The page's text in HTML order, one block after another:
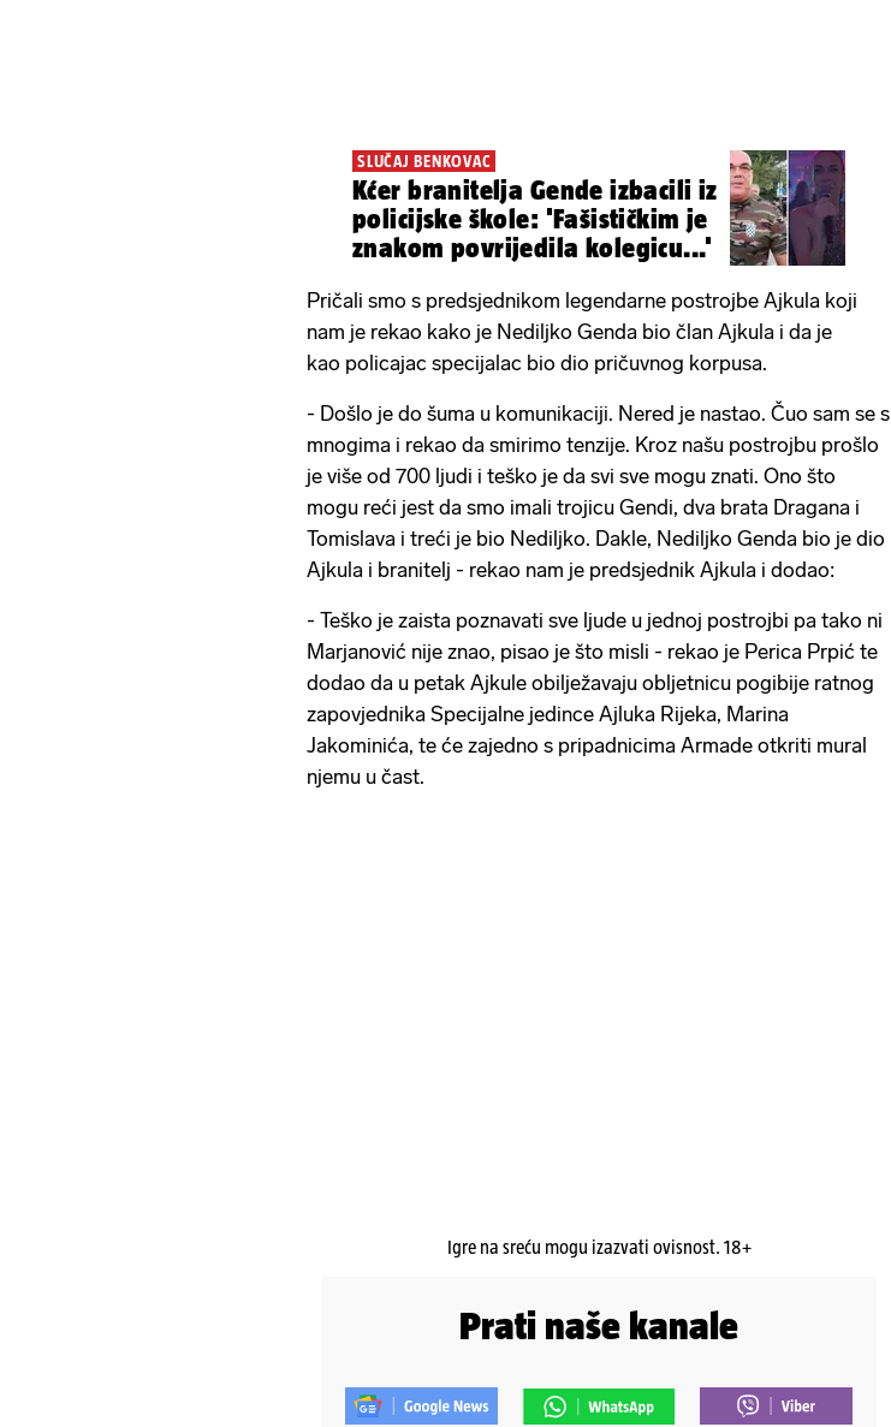
SLUČAJ BENKOVAC
Kćer branitelja Gende izbacili iz
policijske škole: 'Fašističkim je
znakom povrijedila kolegicu...'
Pričali smo s predsjednikom legendarne postrojbe Ajkula koji
nam je rekao kako je Nediljko Genda bio član Ajkula i da je
kao policajac specijalac bio dio pričuvnog korpusa.
- Došlo je do šuma u komunikaciji. Nered je nastao. Čuo sam se s
mnogima i rekao da smirimo tenzije. Kroz našu postrojbu prošlo
je više od 700 ljudi i teško je da svi sve mogu znati. Ono što
mogu reći jest da smo imali trojicu Gendi, dva brata Dragana i
Tomislava i treći je bio Nediljko. Dakle, Nediljko Genda bio je dio
Ajkula i branitelj - rekao nam je predsjednik Ajkula i dodao:
- Teško je zaista poznavati sve ljude u jednoj postrojbi pa tako ni
Marjanović nije znao, pisao je što misli - rekao je Perica Prpić te
dodao da u petak Ajkule obilježavaju obljetnicu pogibije ratnog
zapovjednika Specijalne jedince Ajluka Rijeka, Marina
Jakominića, te će zajedno s pripadnicima Armade otkriti mural
njemu u čast.
Igre na sreću mogu izazvati ovisnost. 18+
Prati naše kanale